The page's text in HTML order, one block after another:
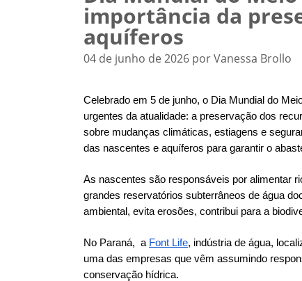
importância da
aquíferos
04 de junho de 2026 por Vanessa Brollo
Celebrado em 5 de junho, o Dia Mundial do
urgentes da atualidade: a preservação dos
sobre mudanças climáticas, estiagens e
das nascentes e aquíferos para garantir o
As nascentes são responsáveis por alimentar
grandes reservatórios subterrâneos de água
ambiental, evita erosões, contribui para a
No Paraná, a Font Life, indústria de água,
uma das empresas que vêm assumindo
conservação hídrica.